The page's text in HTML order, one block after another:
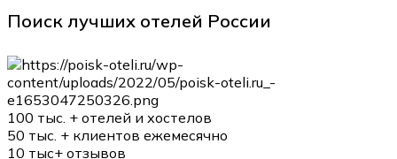
Поиск лучших отелей России
100 тыс. + отелей и хостелов
50 тыс. + клиентов ежемесячно
10 тыс+ отзывов